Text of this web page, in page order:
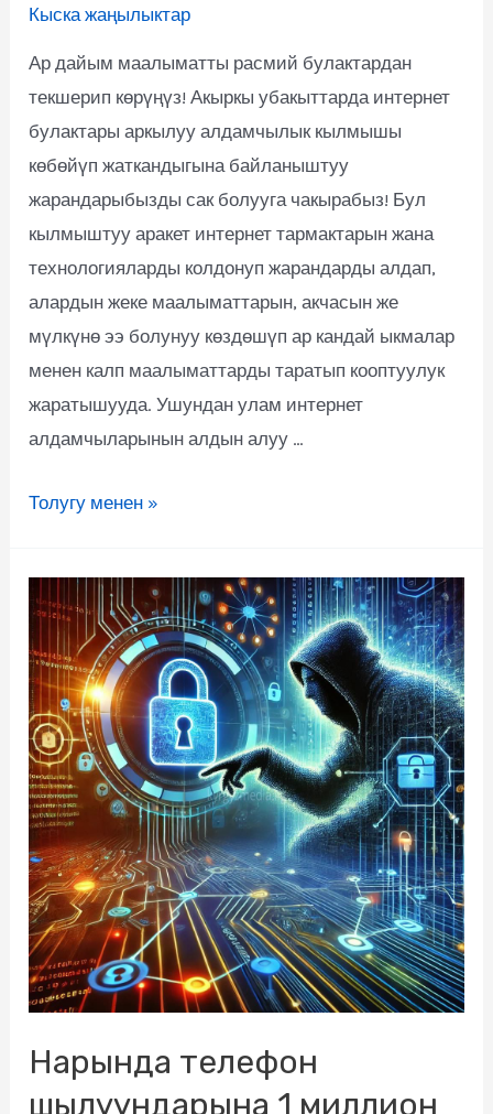
Кыска жаңылыктар
Ар дайым маалыматты расмий булактардан
текшерип көрүңүз! Акыркы убакыттарда интернет
булактары аркылуу алдамчылык кылмышы
көбөйүп жаткандыгына байланыштуу
жарандарыбызды сак болууга чакырабыз! Бул
кылмыштуу аракет интернет тармактарын жана
технологияларды колдонуп жарандарды алдап,
алардын жеке маалыматтарын, акчасын же
мүлкүнө ээ болунуу көздөшүп ар кандай ыкмалар
менен калп маалыматтарды таратып кооптуулук
жаратышууда. Ушундан улам интернет
алдамчыларынын алдын алуу …
Толугу менен »
Нарында телефон
шылуундарына 1 миллион